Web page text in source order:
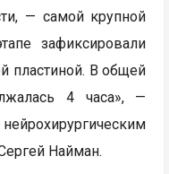
— самой крупной
зафиксировали
пластиной. В общей
4 часа», —
Найман.